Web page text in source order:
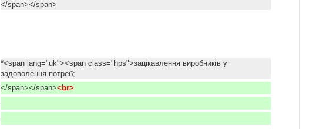
</span></span>
*<span lang="uk"><span class="hps">зацікавлення виробників у
задоволення потреб;
</span></span><br>